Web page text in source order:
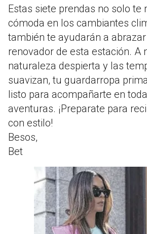
Estas siete prendas no solo te
cómoda en los cambiantes
también te ayudarán a
renovador de esta estación. A
naturaleza despierta y las
suavizan, tu guardarropa
listo para acompañarte en
aventuras. ¡Preparate para
con estilo!
Besos,
Bet